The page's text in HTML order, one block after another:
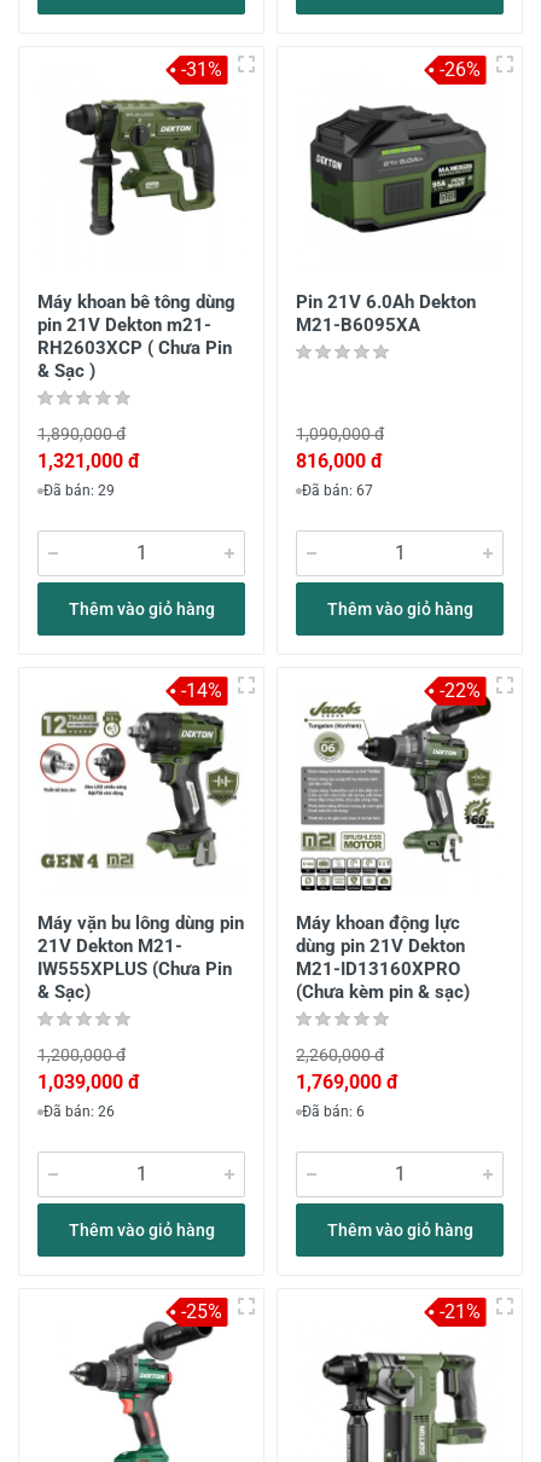
Máy khoan bê tông dùng
pin 21V Dekton m21-
RH2603XCP ( Chưa Pin
& Sạc )
1,890,000 đ
1,321,000 đ
Đã bán: 29
Thêm vào giỏ hàng
-31%
Pin 21V 6.0Ah Dekton
M21-B6095XA
1,090,000 đ
816,000 đ
Đã bán: 67
Thêm vào giỏ hàng
-26%
Máy vặn bu lông dùng pin
21V Dekton M21-
IW555XPLUS (Chưa Pin
& Sạc)
1,200,000 đ
1,039,000 đ
Đã bán: 26
Thêm vào giỏ hàng
-14%
Máy khoan động lực
dùng pin 21V Dekton
M21-ID13160XPRO
(Chưa kèm pin & sạc)
2,260,000 đ
1,769,000 đ
Đã bán: 6
Thêm vào giỏ hàng
-22%
-25% -21%